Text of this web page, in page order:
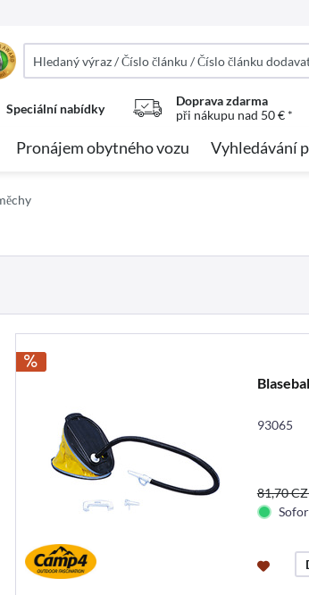
Speciální nabídky
Doprava zdarma
při nákupu nad 50 € *
Pronájem obytného vozu Vyhledávání
93065
81,70